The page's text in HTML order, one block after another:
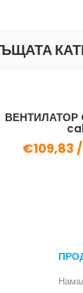
ВЕНТИЛАТОР
€109,83 /